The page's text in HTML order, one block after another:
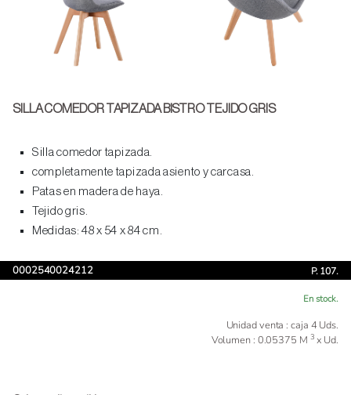
SILLA COMEDOR TAPIZADA BISTRO TEJIDO GRIS
Silla comedor tapizada.
completamente tapizada asiento y carcasa.
Patas en madera de haya.
Tejido gris.
Medidas: 48 x 54 x 84 cm.
0002540024212 P. 107.
En stock.
Unidad venta : caja 4 Uds.
Volumen : 0.05375 M 3 x Ud.